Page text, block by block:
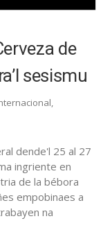
de
sesismu
,
dende'l 25 al 27
ingriente en
de la bébora
empobinaes a
na